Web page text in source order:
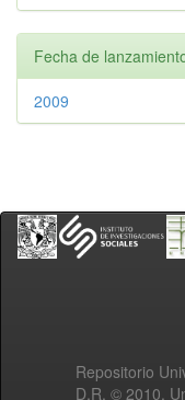
Fecha de
2009
Repositorio
D.R. © 2010.